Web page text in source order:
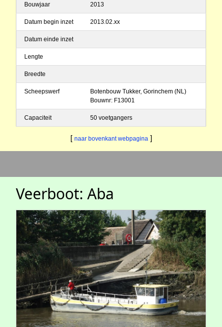
Bouwjaar 2013
Datum begin inzet 2013.02.xx
Datum einde inzet
Lengte
Breedte
Scheepswerf
Botenbouw Tukker, Gorinchem (NL)
Bouwnr: F13001
Capaciteit 50 voetgangers
[ naar bovenkant webpagina ]
Veerboot: Aba